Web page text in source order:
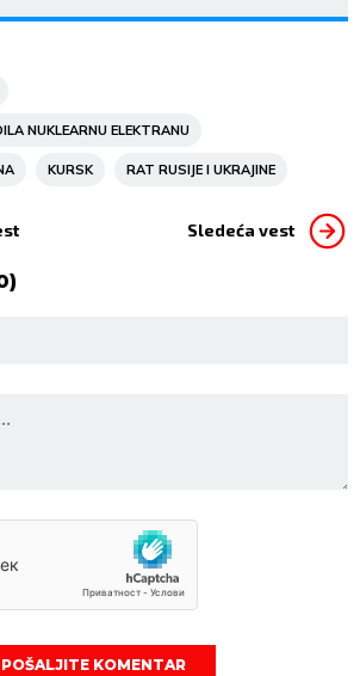
NUKLEARNU ELEKTRANU
KURSK RAT RUSIJE I UKRAJINE
Sledeća vest
)
POŠALJITE KOMENTAR